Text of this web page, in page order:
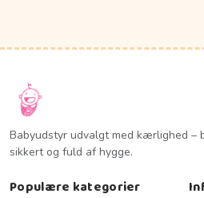
Babyudstyr udvalgt med kærlighed –
sikkert og fuld af hygge.
Populære kategorier